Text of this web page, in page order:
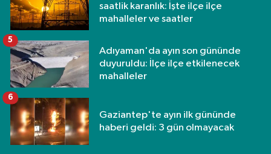
saatlik karanlık: İşte ilçe ilçe
mahalleler ve saatler
Adıyaman'da ayın son gününde
duyuruldu: İlçe ilçe etkilenecek
mahalleler
5
Gaziantep'te ayın ilk gününde
haberi geldi: 3 gün olmayacak
6